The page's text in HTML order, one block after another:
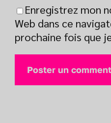
Enregistrez mon
Web dans ce
prochaine fois que